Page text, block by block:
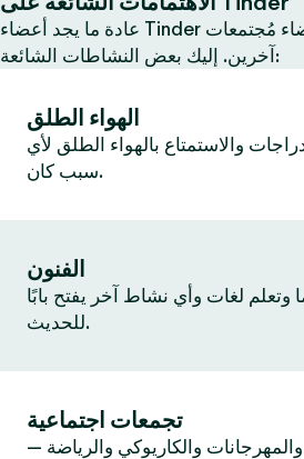
عادة ما يجد أعضاء Tinder اهتمامات مُشتركة مع أعضاء مُجتمعات
آخرين. إليك بعض النشاطات الشائعة:
الهواء الطلق
والاستمتاع بالهواء الطلق لأي
سبب كان.
الفنون
وتعلم لغات وأي نشاط آخر يفتح بابًا
للحديث.
تجمعات اجتماعية
والكاريوكي والرياضة —